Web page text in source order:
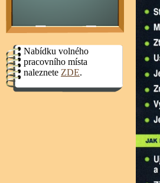
Nabídku volného
pracovního místa
naleznete ZDE.